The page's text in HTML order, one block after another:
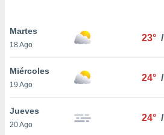
similares
como
sitio
de
Martes
18 Ago
23° /
Miércoles
19 Ago
24° /
Jueves
20 Ago
24° /